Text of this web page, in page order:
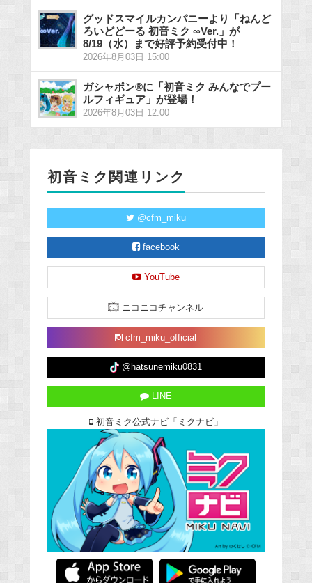
グッドスマイルカンパニーより「ねんど
ろいどどーる 初音ミク ∞Ver.」が
8/19（水）まで好評予約受付中！
2026年8月03日 15:00
ガシャポン®に「初音ミク みんなでプー
ルフィギュア」が登場！
2026年8月03日 12:00
初音ミク関連リンク
@cfm_miku
facebook
YouTube
ニコニコチャンネル
cfm_miku_official
@hatsunemiku0831
LINE
初音ミク公式ナビ「ミクナビ」